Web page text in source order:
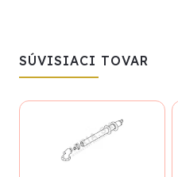
SÚVISIACI TOVAR